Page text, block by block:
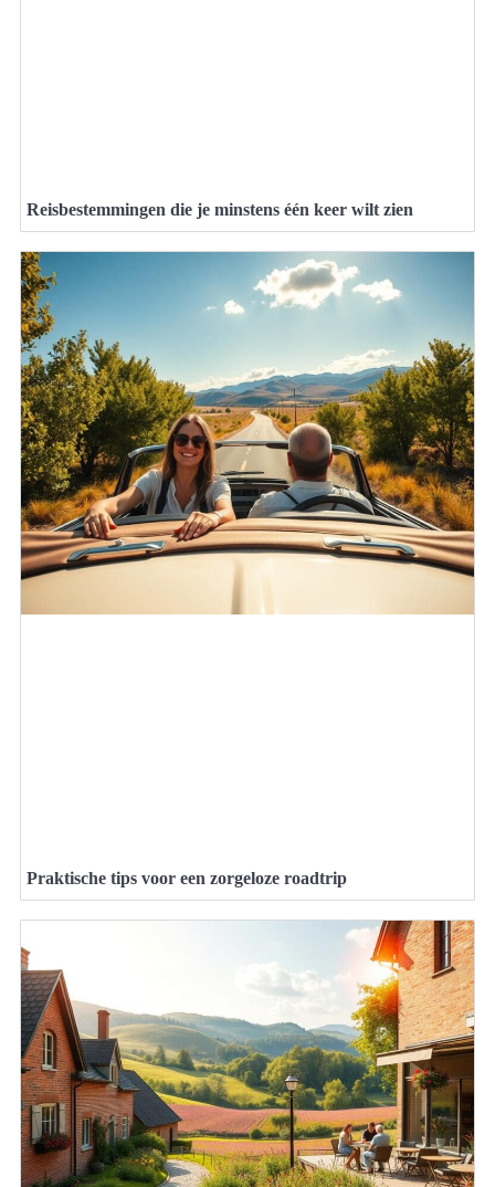
Reisbestemmingen die je minstens één keer wilt zien
Praktische tips voor een zorgeloze roadtrip